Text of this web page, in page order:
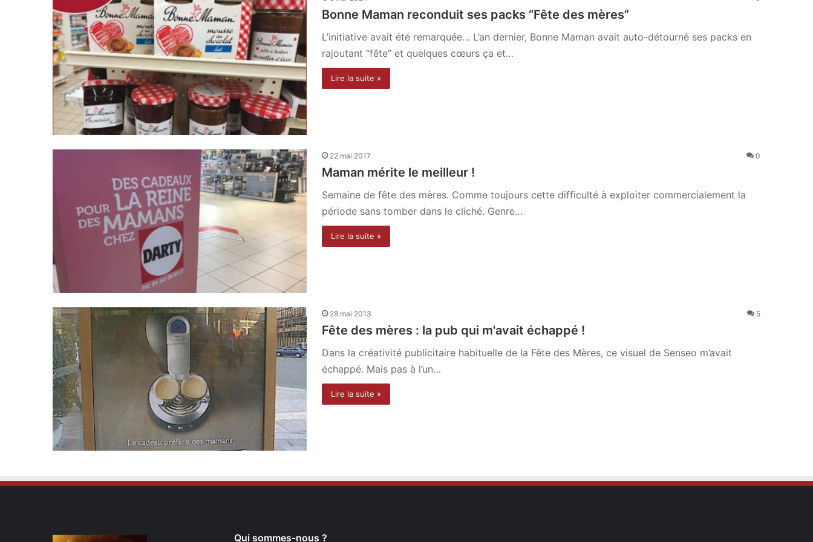
Bonne Maman reconduit ses packs “Fête des mères”
L’initiative avait été remarquée… L’an dernier, Bonne Maman avait auto-détourné ses packs en
rajoutant “fête” et quelques cœurs ça et…
Lire la suite »
22 mai 2017 0
Maman mérite le meilleur !
Semaine de fête des mères. Comme toujours cette difficulté à exploiter commercialement la
période sans tomber dans le cliché. Genre…
Lire la suite »
28 mai 2013 5
Fête des mères : la pub qui m'avait échappé !
Dans la créativité publicitaire habituelle de la Fête des Mères, ce visuel de Senseo m’avait
échappé. Mais pas à l’un…
Lire la suite »
Qui sommes-nous ?